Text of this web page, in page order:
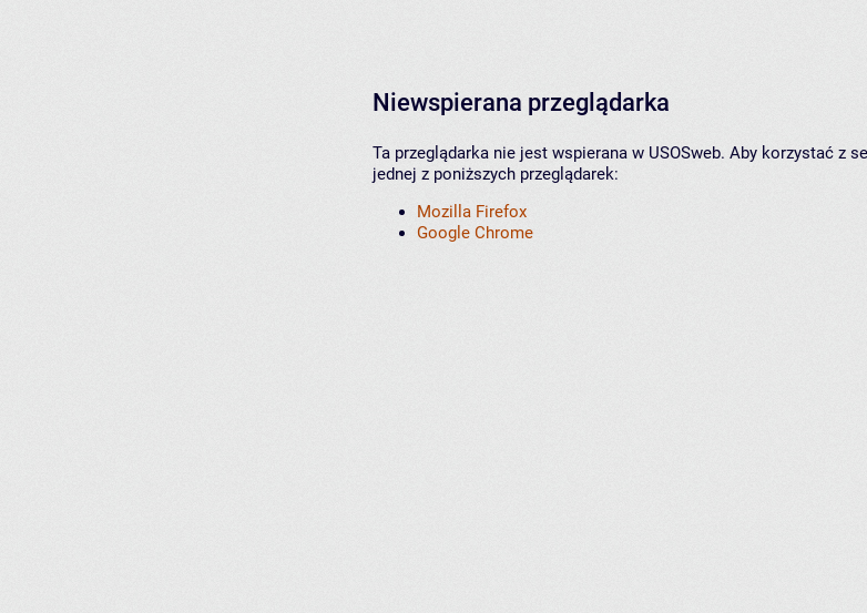
Niewspierana przeglądarka
Ta przeglądarka nie jest wspierana w USOSweb. Aby korzystać z
jednej z poniższych przeglądarek:
Mozilla Firefox
Google Chrome